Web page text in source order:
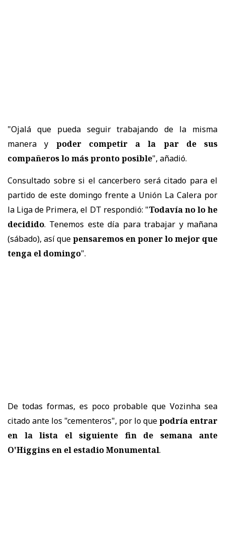
"Ojalá que pueda seguir trabajando de la misma
manera y poder competir a la par de sus
compañeros lo más pronto posible", añadió.
Consultado sobre si el cancerbero será citado para el
partido de este domingo frente a Unión La Calera por
la Liga de Primera, el DT respondió: "Todavía no lo he
decidido. Tenemos este día para trabajar y mañana
(sábado), así quepensaremos en poner lo mejor que
tenga el domingo".
De todas formas, es poco probable que Vozinha sea
citado ante los "cementeros", por lo quepodría entrar
en la lista el siguiente fin de semana ante
O'Higgins en el estadio Monumental.